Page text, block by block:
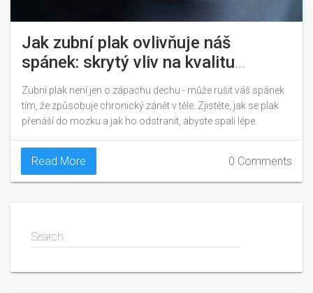
Jak zubní plak ovlivňuje náš
spánek: skrytý vliv na kvalitu
odpočinku
Zubní plak není jen o zápachu dechu - může rušit váš spánek
tím, že způsobuje chronický zánět v těle. Zjistěte, jak se plak
přenáší do mozku a jak ho odstranit, abyste spali lépe.
Read More 0 Comments
Search